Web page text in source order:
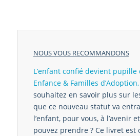
NOUS VOUS RECOMMANDONS
L’enfant confié devient pupille
Enfance & Familles
souhaitez en savoir plus sur
que ce nouveau statut va
l’enfant, pour vous, à l’avenir
pouvez prendre ? Ce livret est